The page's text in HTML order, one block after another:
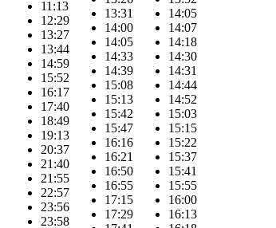
11:13
12:29
13:27
13:44
14:59
15:52
16:17
17:40
18:49
19:13
20:37
21:40
21:55
22:57
23:56
23:58
13:31
14:00
14:05
14:33
14:39
15:08
15:13
15:42
15:47
16:16
16:21
16:50
16:55
17:15
17:29
14:05
14:07
14:18
14:30
14:31
14:44
14:52
15:03
15:15
15:22
15:37
15:41
15:55
16:00
16:13